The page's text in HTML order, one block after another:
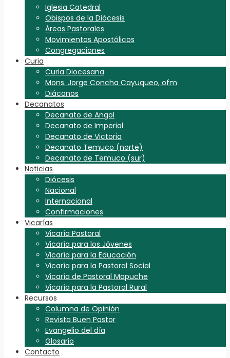
Iglesia Catedral
Obispos de la Diócesis
Áreas Pastorales
Movimientos Apostólicos
Congregaciones
Curia
Curia Diocesana
Mons. Jorge Concha Cayuqueo, ofm
Diáconos
Decanatos
Decanato de Angol
Decanato de Imperial
Decanato de Victoria
Decanato Temuco (norte)
Decanato de Temuco (sur)
Noticias
Diócesis
Nacional
Internacional
Confirmaciones
Vicarías
Vicaría Pastoral
Vicaría para los Jóvenes
Vicaría para la Educación
Vicaría para la Pastoral Social
Vicaría de Pastoral Mapuche
Vicaría para la Pastoral Rural
Recursos
Columna de Opinión
Revista Buen Pastor
Evangelio del día
Glosario
Contacto